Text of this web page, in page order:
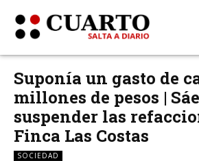
Suponía un gasto de
millones de pesos |
suspender las
Finca Las Costas
SOCIEDAD